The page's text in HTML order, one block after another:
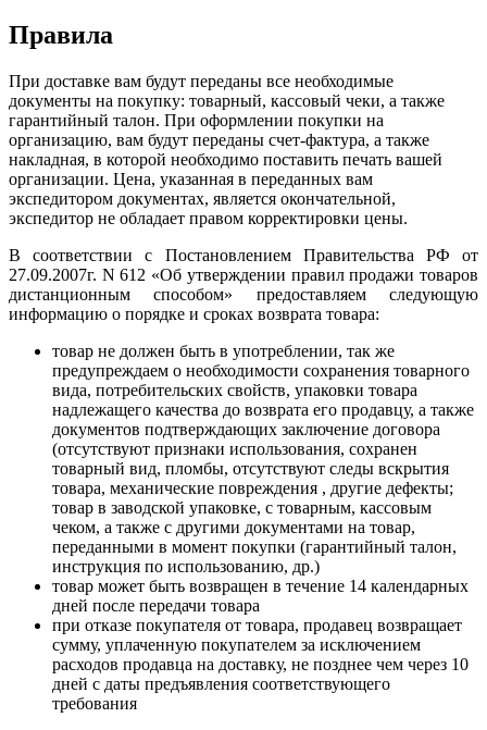
Правила
При доставке вам будут переданы все необходимые
документы на покупку: товарный, кассовый чеки, а также
гарантийный талон. При оформлении покупки на
организацию, вам будут переданы счет-фактура, а также
накладная, в которой необходимо поставить печать вашей
организации. Цена, указанная в переданных вам
экспедитором документах, является окончательной,
экспедитор не обладает правом корректировки цены.
В соответствии с Постановлением Правительства РФ от
27.09.2007г. N 612 «Об утверждении правил продажи товаров
дистанционным способом» предоставляем следующую
информацию о порядке и сроках возврата товара:
товар не должен быть в употреблении, так же
предупреждаем о необходимости сохранения товарного
вида, потребительских свойств, упаковки товара
надлежащего качества до возврата его продавцу, а также
документов подтверждающих заключение договора
(отсутствуют признаки использования, сохранен
товарный вид, пломбы, отсутствуют следы вскрытия
товара, механические повреждения , другие дефекты;
товар в заводской упаковке, с товарным, кассовым
чеком, а также с другими документами на товар,
переданными в момент покупки (гарантийный талон,
инструкция по использованию, др.)
товар может быть возвращен в течение 14 календарных
дней после передачи товара
при отказе покупателя от товара, продавец возвращает
сумму, уплаченную покупателем за исключением
расходов продавца на доставку, не позднее чем через 10
дней с даты предъявления соответствующего
требования